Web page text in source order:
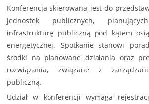
Konferencja skierowana jest do
jednostek publicznych,
infrastrukturę publiczną pod kątem
energetycznej. Spotkanie stanowi
środki na planowane działania oraz
rozwiązania, związane z
publiczną.
Udział w konferencji wymaga